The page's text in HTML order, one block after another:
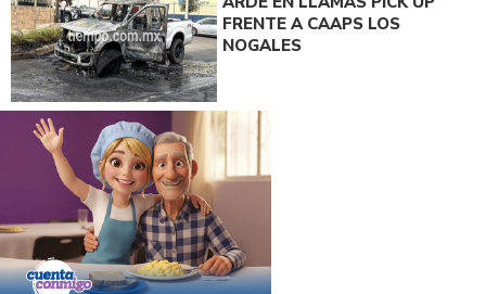
FRENTE A CAAPS LOS
NOGALES